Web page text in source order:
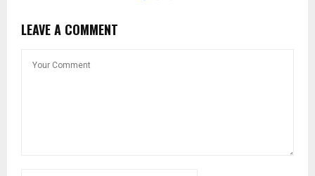
LEAVE A COMMENT